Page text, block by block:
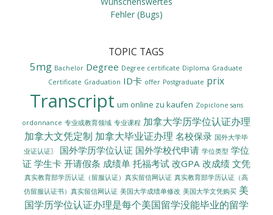
Fehler (Bugs)
TOPIC TAGS
5mg Bachelor Degree Degree certificate Diploma Graduate
Certificate Graduation ID卡 offer Postgraduate prix
Transcript um online zu kaufen Zopiclone sans
ordonnance 专业或教育领域 专业课程 加拿大学历学位认证办理
加拿大文凭定制 加拿大毕业证办理 名校保录 国外大学毕
业证认证〗
国外学历学位认证 国外学校代申请 学位类型 学位
证 学生卡 开请假条 成绩单 托福考试 改GPA 改成绩 文凭
真实教育部学历认证（留服认证）真实留信网认证 真实教育部学历认证（高
仿留服认证书）真实留信网认证 美国大学成绩单修改 美国大学文凭购买 美
国学历学位认证办理是每个美国留学没能毕业的留学